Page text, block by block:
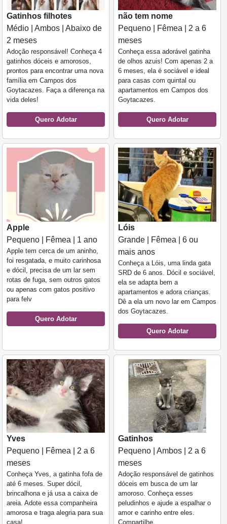
Gatinhos filhotes
Médio | Ambos | Abaixo de
2 meses
Adoção responsável! Conheça 4
gatinhos dóceis e amorosos,
prontos para encontrar uma nova
família em Campos dos
Goytacazes. Faça a diferença na
vida deles!
Quero Adotar
não tem nome
Pequeno | Fêmea | 2 a 6
meses
Conheça essa adorável gatinha
de olhos azuis! Com apenas 2 a
6 meses, ela é sociável e ideal
para casas com quintal ou
apartamentos em Campos dos
Goytacazes.
Quero Adotar
Apple
Pequeno | Fêmea | 1 ano
Apple tem cerca de um aninho,
foi resgatada, e muito carinhosa
e dócil, precisa de um lar sem
rotas de fuga, sem outros gatos
ou apenas com gatos positivo
para felv
Quero Adotar
Lóis
Grande | Fêmea | 6 ou
mais anos
Conheça a Lóis, uma linda gata
SRD de 6 anos. Dócil e sociável,
ela se adapta bem a
apartamentos e adora crianças.
Dê a ela um novo lar em Campos
dos Goytacazes.
Quero Adotar
Yves
Pequeno | Fêmea | 2 a 6
meses
Conheça Yves, a gatinha fofa de
até 6 meses. Super dócil,
brincalhona e já usa a caixa de
areia. Adote essa companheira
amorosa e traga alegria para sua
casa!
Gatinhos
Pequeno | Ambos | 2 a 6
meses
Adoção responsável de gatinhos
dóceis em busca de um lar
amoroso. Conheça esses
peludinhos e ajude a espalhar o
amor e carinho entre eles.
Compartilhe.